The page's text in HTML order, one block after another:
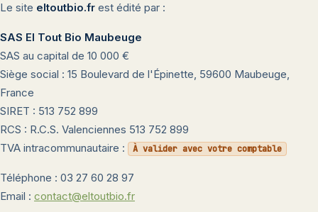
Le site eltoutbio.fr est édité par :
SAS El Tout Bio Maubeuge
SAS au capital de 10 000 €
Siège social : 15 Boulevard de l'Épinette, 59600 Maubeuge,
France
SIRET : 513 752 899
RCS : R.C.S. Valenciennes 513 752 899
TVA intracommunautaire :
À valider avec votre comptable
Téléphone : 03 27 60 28 97
Email : contact@eltoutbio.fr